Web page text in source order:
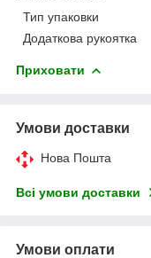
Тип упаковки
Додаткова рукоятка
Приховати
Умови доставки
Нова Пошта
Всі умови доставки
Умови оплати